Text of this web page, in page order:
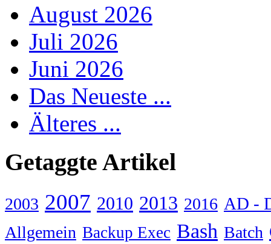
August 2026
Juli 2026
Juni 2026
Das Neueste ...
Älteres ...
Getaggte Artikel
2003 2007 2010 2013 2016 AD -
Allgemein Backup Exec Bash Batch